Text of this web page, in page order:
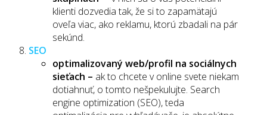
klienti dozvedia tak, že si to zapamätajú
oveľa viac, ako reklamu, ktorú zbadali na pár
sekúnd.
SEO
optimalizovaný web/profil na sociálnych
sieťach – ak to chcete v online svete niekam
dotiahnuť, o tomto nešpekulujte. Search
engine optimization (SEO), teda